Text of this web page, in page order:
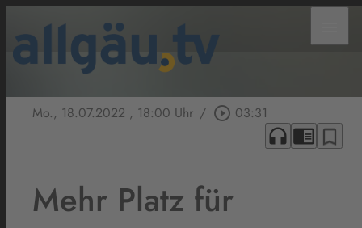
Mo., 18.07.2022 , 18:00 Uhr / play_circle_outline 03:31
headphones chrome_reader_mode bookmark_border
Mehr Platz für